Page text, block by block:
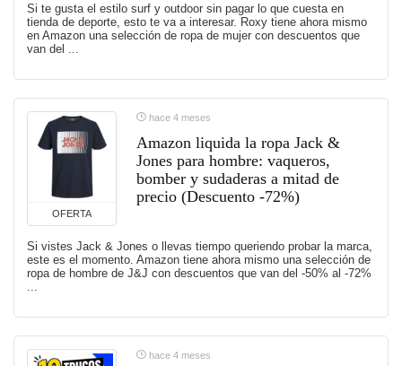
Si te gusta el estilo surf y outdoor sin pagar lo que cuesta en
tienda de deporte, esto te va a interesar. Roxy tiene ahora mismo
en Amazon una selección de ropa de mujer con descuentos que
van del ...
OFERTA
hace 4 meses
Amazon liquida la ropa Jack &
Jones para hombre: vaqueros,
bomber y sudaderas a mitad de
precio (Descuento -72%)
Si vistes Jack & Jones o llevas tiempo queriendo probar la marca,
este es el momento. Amazon tiene ahora mismo una selección de
ropa de hombre de J&J con descuentos que van del -50% al -72%
hace 4 meses